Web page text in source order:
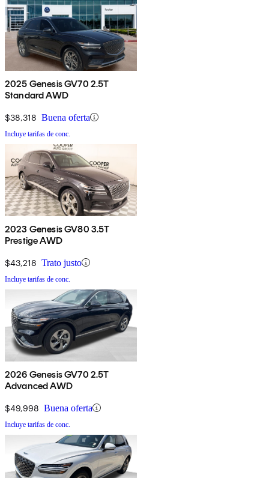
2025 Genesis GV70 2.5T
Standard AWD
$38,318 Buena oferta
Incluye tarifas de conc.
2023 Genesis GV80 3.5T
Prestige AWD
$43,218 Trato justo
Incluye tarifas de conc.
2026 Genesis GV70 2.5T
Advanced AWD
$49,998 Buena oferta
Incluye tarifas de conc.